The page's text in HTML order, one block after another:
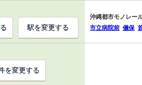
沖縄都市モノレー
市立病院前 儀保
駅を変更する
を変更する